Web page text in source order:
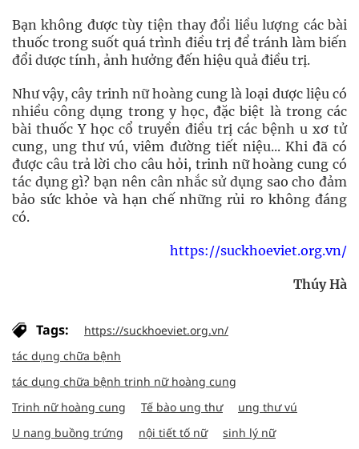
Bạn không được tùy tiện thay đổi liều lượng các bài
thuốc trong suốt quá trình điều trị để tránh làm biến
đổi dược tính, ảnh hưởng đến hiệu quả điều trị.
Như vậy, cây trinh nữ hoàng cung là loại dược liệu có
nhiều công dụng trong y học, đặc biệt là trong các
bài thuốc Y học cổ truyền điều trị các bệnh u xơ tử
cung, ung thư vú, viêm đường tiết niệu... Khi đã có
được câu trả lời cho câu hỏi, trinh nữ hoàng cung có
tác dụng gì? bạn nên cân nhắc sử dụng sao cho đảm
bảo sức khỏe và hạn chế những rủi ro không đáng
có.
https://suckhoeviet.org.vn/
Thúy Hà
Tags:
https://suckhoeviet.org.vn/
tác dụng chữa bệnh
tác dụng chữa bệnh trinh nữ hoàng cung
Trinh nữ hoàng cung
Tế bào ung thư
ung thư vú
U nang buồng trứng
nội tiết tố nữ
sinh lý nữ